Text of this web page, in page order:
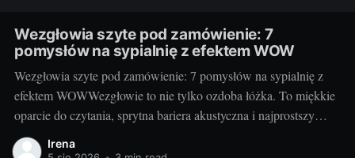
Wezgłowia szyte pod zamówienie: 7
pomysłów na sypialnię z efektem WOW
Wezgłowia szyte pod zamówienie: 7 pomysłów na sypialnię z
efektem WOWWezgłowie to nie tylko ozdoba łóżka. To miękkie
oparcie do czytania, sprytna bariera akustyczna i najprostszy
sposób na nadanie sypialni charakteru. Projektując je na
zamówienie, decydujesz o wszystkim: formie, wysokości,
Irena